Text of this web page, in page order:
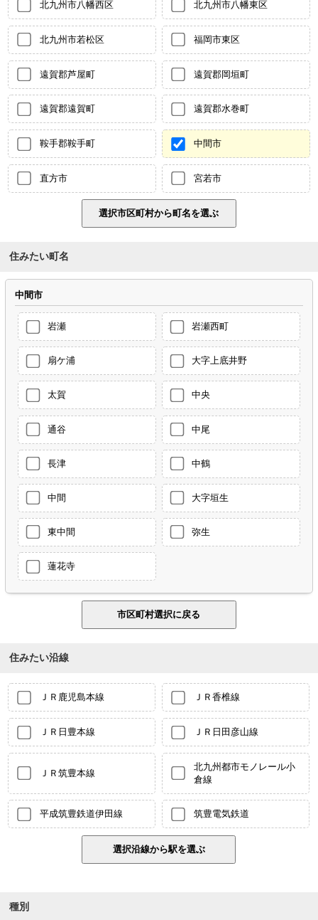
北九州市八幡西区 北九州市八幡東区
北九州市若松区 福岡市東区
遠賀郡芦屋町 遠賀郡岡垣町
遠賀郡遠賀町 遠賀郡水巻町
鞍手郡鞍手町 中間市
直方市 宮若市
住みたい町名
中間市
岩瀬 岩瀬西町
扇ケ浦 大字上底井野
太賀 中央
通谷 中尾
長津 中鶴
中間 大字垣生
東中間 弥生
蓮花寺
住みたい沿線
ＪＲ鹿児島本線 ＪＲ香椎線
ＪＲ日豊本線 ＪＲ日田彦山線
ＪＲ筑豊本線
北九州都市モノレール小
倉線
平成筑豊鉄道伊田線 筑豊電気鉄道
種別